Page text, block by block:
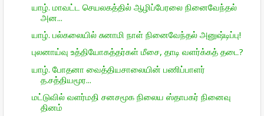
யாழ். மாவட்ட செயலகத்தில் ஆழிப்பேரலை நினைவேந்தல்
அன...
யாழ். பல்கலையில் சுனாமி நாள் நினைவேந்தல் அனுஷ்டிப்பு!
புலனாய்வு உத்தியோகத்தர்கள் மீசை, தாடி வளர்க்கத் தடை?
யாழ். போதனா வைத்தியசாலையின் பணிப்பாளர்
த.சத்தியமூர...
மட்டுவில் வளர்மதி சனசமூக நிலைய ஸ்தாபகர் நினைவு
தினம்